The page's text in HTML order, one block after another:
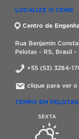
LOCALIZE O CENG
Centro de
Rua Benjamin
Pelotas - RS, Brasil
+55 (53) 3284-
clique para ver o
TEMPO EM
SEXTA